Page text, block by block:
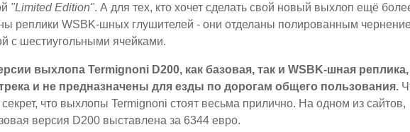
"Limited Edition". А для тех, кто хочет сделать свой новый выхлоп ещё
реплики WSBK-шных глушителей - они отделаны полированным
с шестиугольными ячейками.
выхлопа Termignoni D200, как базовая, так и WSBK-шная реплика,
и не предназначены для езды по дорогам общего пользования.
секрет, что выхлопы Termignoni стоят весьма прилично. На одном из сайтов,
версия D200 выставлена за 6344 евро.